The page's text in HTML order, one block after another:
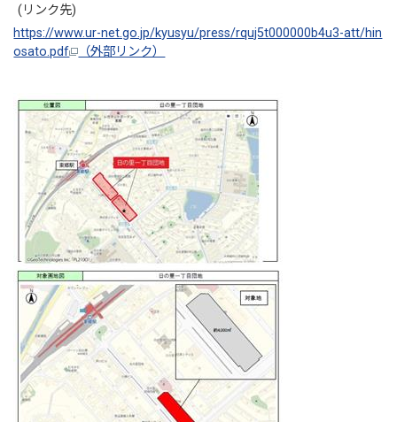
(リンク先)
https://www.ur-net.go.jp/kyusyu/press/rquj5t000000b4u3-att/hin
osato.pdf
（外部リンク）